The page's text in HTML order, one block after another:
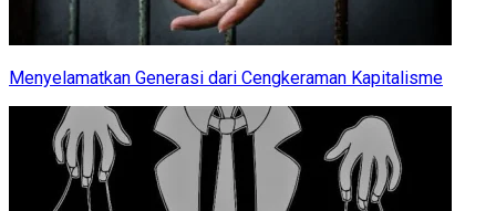
Menyelamatkan Generasi dari Cengkeraman Kapitalisme